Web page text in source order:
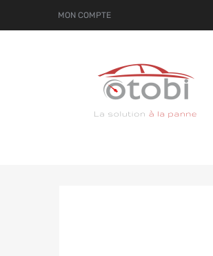
MON COMPTE